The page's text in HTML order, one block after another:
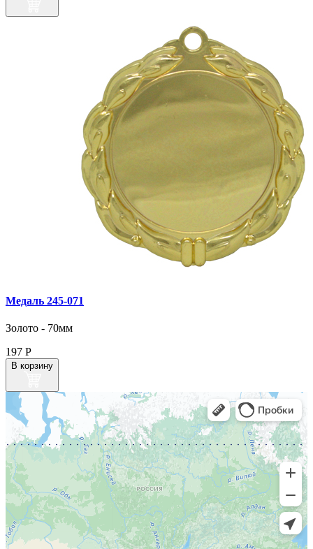
Медаль 245‑071
Золото - 70мм
197 Р
В корзину